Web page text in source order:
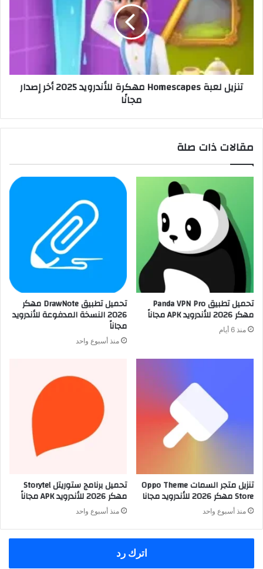
تنزيل لعبة Homescapes مهكرة للأندرويد 2025 أخر إصدار
مجانًا
مقالات ذات صلة
تحميل تطبيق Panda VPN Pro
مهكر 2026 للأندرويد APK مجاناً
منذ 6 أيام
تحميل تطبيق DrawNote مهكر
2026 النسخة المدفوعة للأندرويد
مجاناً
منذ أسبوع واحد
تنزيل متجر السمات Oppo Theme
Store مهكر 2026 للأندرويد مجانا
منذ أسبوع واحد
تحميل برنامج ستوريتل Storytel
مهكر 2026 للأندرويد APK مجاناً
منذ أسبوع واحد
اترك رد